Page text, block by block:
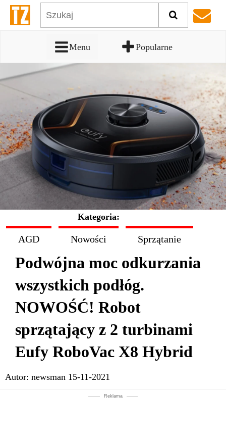
Menu Popularne
Kategoria:
AGD Nowości Sprzątanie
Podwójna moc odkurzania
wszystkich podłóg.
NOWOŚĆ! Robot
sprzątający z 2 turbinami
Eufy RoboVac X8 Hybrid
Autor: newsman 15-11-2021
Reklama